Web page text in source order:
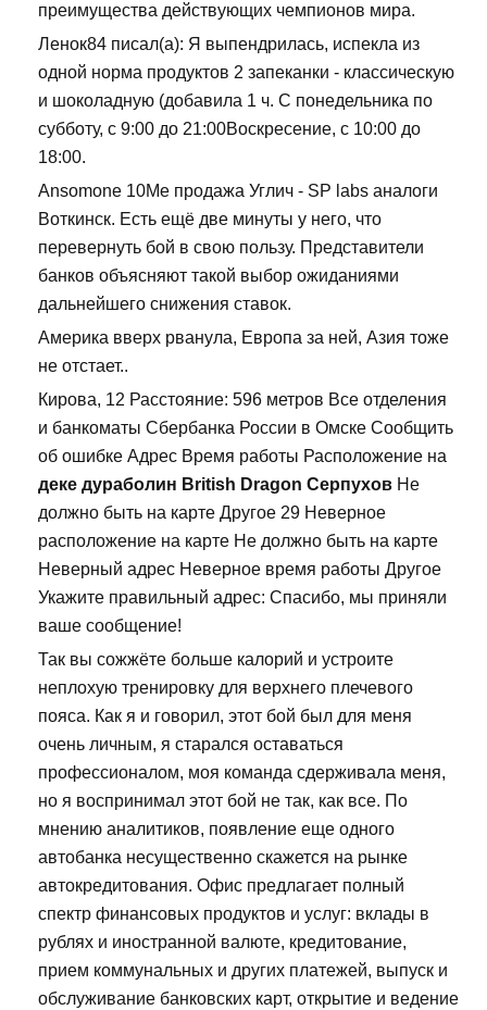
преимущества действующих чемпионов мира.
Ленок84 писал(а): Я выпендрилась, испекла из
одной норма продуктов 2 запеканки - классическую
и шоколадную (добавила 1 ч. С понедельника по
субботу, с 9:00 до 21:00Воскресение, с 10:00 до
18:00.
Ansomone 10Me продажа Углич - SP labs аналоги
Воткинск. Есть ещё две минуты у него, что
перевернуть бой в свою пользу. Представители
банков объясняют такой выбор ожиданиями
дальнейшего снижения ставок.
Америка вверх рванула, Европа за ней, Азия тоже
не отстает..
Кирова, 12 Расстояние: 596 метров Все отделения
и банкоматы Сбербанка России в Омске Сообщить
об ошибке Адрес Время работы Расположение на
деке дураболин British Dragon Серпухов Не
должно быть на карте Другое 29 Неверное
расположение на карте Не должно быть на карте
Неверный адрес Неверное время работы Другое
Укажите правильный адрес: Спасибо, мы приняли
ваше сообщение!
Так вы сожжёте больше калорий и устроите
неплохую тренировку для верхнего плечевого
пояса. Как я и говорил, этот бой был для меня
очень личным, я старался оставаться
профессионалом, моя команда сдерживала меня,
но я воспринимал этот бой не так, как все. По
мнению аналитиков, появление еще одного
автобанка несущественно скажется на рынке
автокредитования. Офис предлагает полный
спектр финансовых продуктов и услуг: вклады в
рублях и иностранной валюте, кредитование,
прием коммунальных и других платежей, выпуск и
обслуживание банковских карт, открытие и ведение